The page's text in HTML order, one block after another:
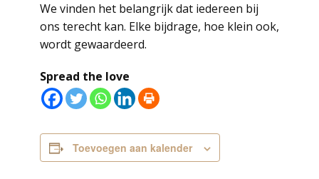
We vinden het belangrijk dat iedereen bij
ons terecht kan. Elke bijdrage, hoe klein ook,
wordt gewaardeerd.
Spread the love
Toevoegen aan kalender